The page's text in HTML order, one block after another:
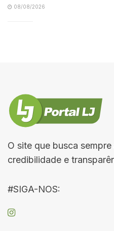
08/08/2026
O site que busca
credibilidade e
#SIGA-NOS: